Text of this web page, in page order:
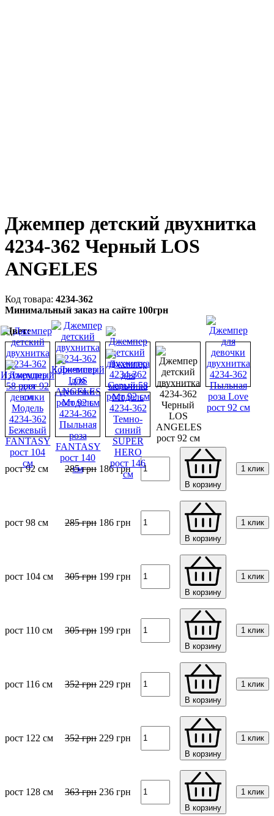
Джемпер детский двухнитка
4234-362 Черный LOS
ANGELES
4234-362
Минимальный заказ на сайте 100грн
Цвет:
рост 92 см 285грн 186грн
В корзину
1 клик
рост 98 см 285грн 186 грн
В корзину
1 клик
рост 104 см 305грн 199 грн
В корзину
1 клик
рост 110 см 305грн 199 грн
В корзину
1 клик
рост 116 см 352грн 229 грн
В корзину
1 клик
рост 122 см 352грн 229 грн
В корзину
1 клик
рост 128 см 363грн 236 грн
В корзину
1 клик